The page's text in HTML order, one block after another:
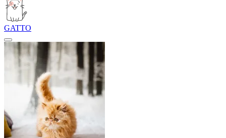
GATTO